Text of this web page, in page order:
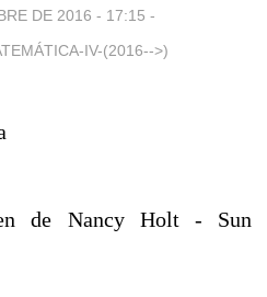
DE 2016 - 17:15 -
IV-(2016-->)